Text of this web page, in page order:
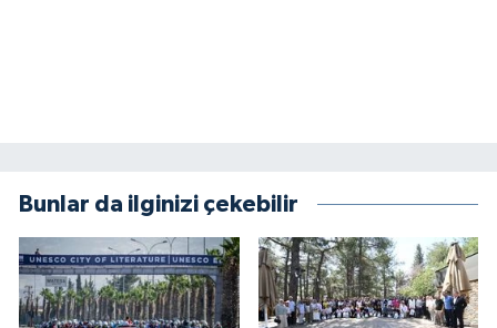
Bunlar da ilginizi çekebilir